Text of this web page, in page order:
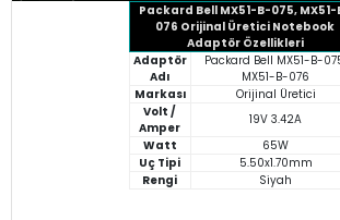
Packard Bell MX51-B-075, MX51-
076 Orijinal Üretici Notebook
Adaptör Özellikleri
Adaptör
Adı
Packard Bell MX51-B-
MX51-B-076
Markası
Orijinal Üretici
Volt /
Amper
19V 3.42A
Watt
65W
Uç Tipi
5.50x1.70mm
Rengi
Siyah